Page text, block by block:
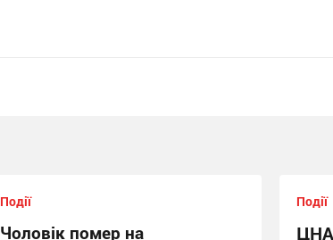
Події
Чоловік помер на
Події